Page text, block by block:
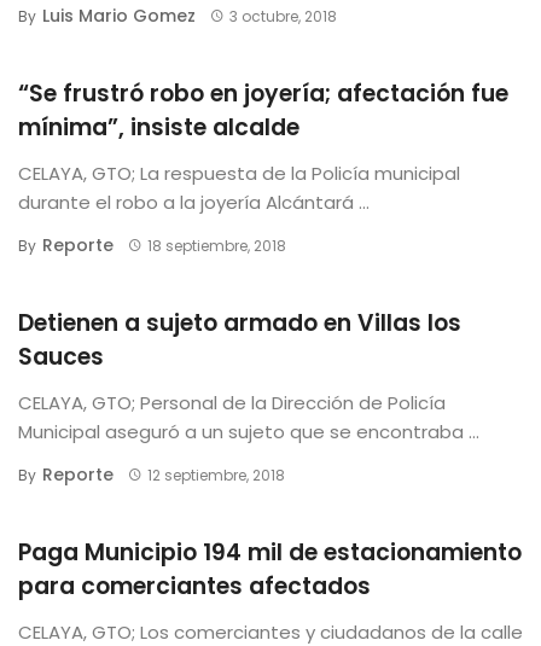
By Luis Mario Gomez 3 octubre, 2018
“Se frustró robo en joyería; afectación fue
mínima”, insiste alcalde
CELAYA, GTO; La respuesta de la Policía municipal
durante el robo a la joyería Alcántará ...
By Reporte 18 septiembre, 2018
Detienen a sujeto armado en Villas los
Sauces
CELAYA, GTO; Personal de la Dirección de Policía
Municipal aseguró a un sujeto que se encontraba ...
By Reporte 12 septiembre, 2018
Paga Municipio 194 mil de estacionamiento
para comerciantes afectados
CELAYA, GTO; Los comerciantes y ciudadanos de la calle